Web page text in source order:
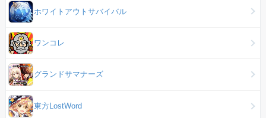
ホワイトアウトサバイバル
ワンコレ
グランドサマナーズ
東方LostWord